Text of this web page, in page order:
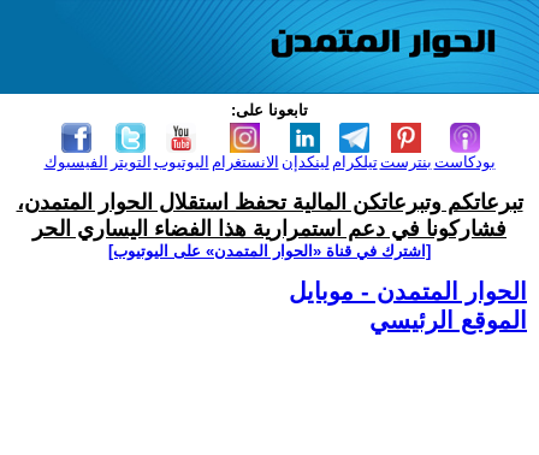
تابعونا على:
الفيسبوك التويتر اليوتيوب الانستغرام لينكدإن تيلكرامبنترست بودكاست
تبرعاتكم وتبرعاتكن المالية تحفظ استقلال الحوار المتمدن،
فشاركونا في دعم استمرارية هذا الفضاء اليساري الحر
[اشترك في قناة ‫«الحوار المتمدن» على اليوتيوب]
الحوار المتمدن - موبايل
الموقع الرئيسي